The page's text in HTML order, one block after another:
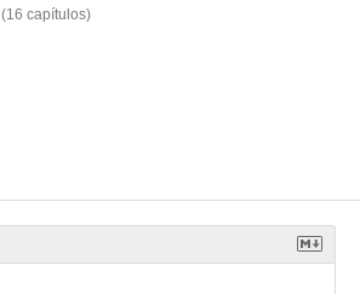
(16 capítulos)